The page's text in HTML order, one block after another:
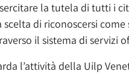
la tutela di tutti i
scelta di riconoscersi
il sistema di servizi
l’attività della Uilp